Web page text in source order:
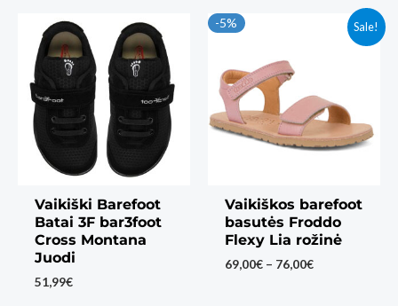
Vaikiški Barefoot
Batai 3F bar3foot
Cross Montana
Juodi
51,99€
Sale!
-5%
Vaikiškos barefoot
basutės Froddo
Flexy Lia rožinė
69,00€ – 76,00€Price